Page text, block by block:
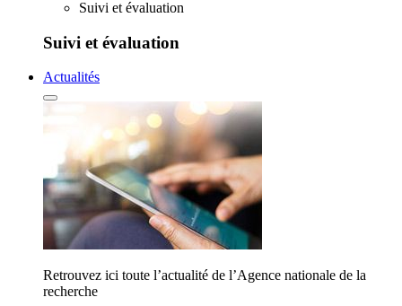
Suivi et évaluation
Suivi et évaluation
Actualités
Retrouvez ici toute l’actualité de l’Agence nationale de la
recherche